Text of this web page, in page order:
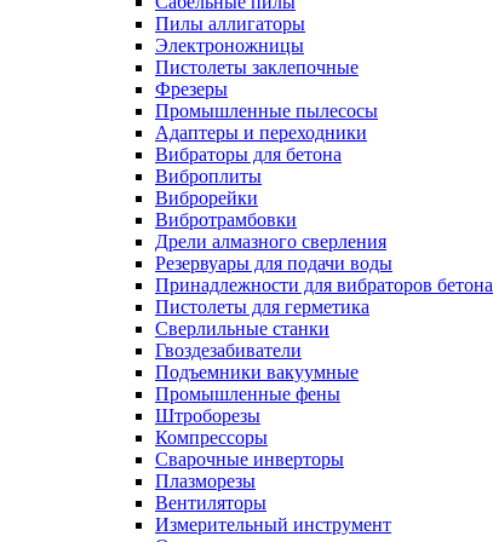
Пилы аллигаторы
Электроножницы
Пистолеты заклепочные
Фрезеры
Промышленные пылесосы
Адаптеры и переходники
Вибраторы для бетона
Виброплиты
Виброрейки
Вибротрамбовки
Дрели алмазного сверления
Резервуары для подачи воды
Принадлежности для вибраторов бетона
Пистолеты для герметика
Сверлильные станки
Гвоздезабиватели
Подъемники вакуумные
Промышленные фены
Штроборезы
Компрессоры
Сварочные инверторы
Плазморезы
Вентиляторы
Измерительный инструмент